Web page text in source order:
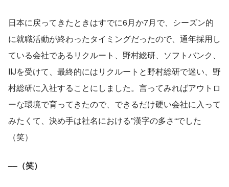
日本に戻ってきたときはすでに6月か7月で、シーズン的
に就職活動が終わったタイミングだったので、通年採用し
ている会社であるリクルート、野村総研、ソフトバンク、
IIJを受けて、最終的にはリクルートと野村総研で迷い、野
村総研に入社することにしました。言ってみればアウトロ
ーな環境で育ってきたので、できるだけ硬い会社に入って
みたくて、決め手は社名における”漢字の多さ“でした
（笑）
––（笑）